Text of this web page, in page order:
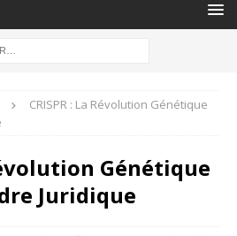
CRISPR : La Révolution Génétique
Génétique
Juridique